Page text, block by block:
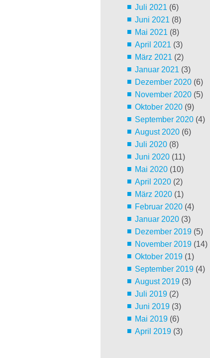
Juli 2021 (6)
Juni 2021 (8)
Mai 2021 (8)
April 2021 (3)
März 2021 (2)
Januar 2021 (3)
Dezember 2020(6)
November 2020(5)
Oktober 2020(9)
September 2020(4)
August 2020(6)
Juli 2020(8)
Juni 2020(11)
Mai 2020(10)
April 2020(2)
März 2020(1)
Februar 2020(4)
Januar 2020(3)
Dezember 2019(5)
November 2019(14)
Oktober 2019(1)
September 2019(4)
August 2019(3)
Juli 2019(2)
Juni 2019(3)
Mai 2019(6)
April 2019(3)